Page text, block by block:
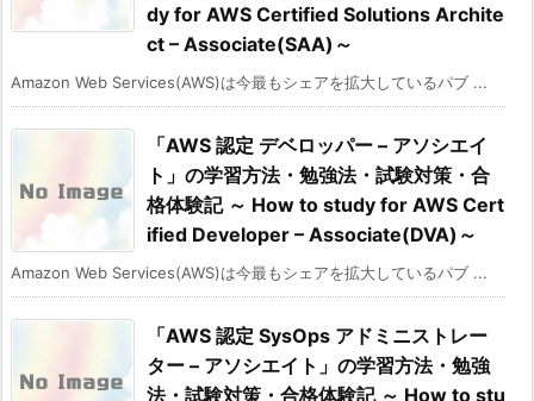
dy for AWS Certified Solutions Archite
ct – Associate(SAA)～
Amazon Web Services(AWS)は今最もシェアを拡大しているパブ ...
「AWS 認定 デベロッパー – アソシエイ
ト」の学習方法・勉強法・試験対策・合
格体験記 ～ How to study for AWS Cert
ified Developer – Associate(DVA)～
Amazon Web Services(AWS)は今最もシェアを拡大しているパブ ...
「AWS 認定 SysOps アドミニストレー
ター – アソシエイト」の学習方法・勉強
法・試験対策・合格体験記 ～ How to stu